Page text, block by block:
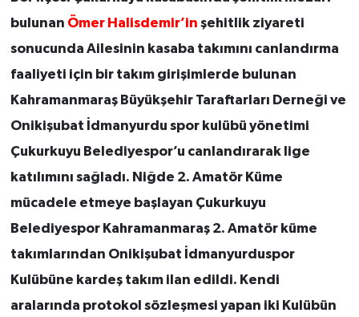
bulunan Ömer Halisdemir’in şehitlik ziyareti
sonucunda Ailesinin kasaba takımını canlandırma
faaliyeti için bir takım girişimlerde bulunan
Kahramanmaraş Büyükşehir Taraftarları Derneği ve
Onikişubat İdmanyurdu spor kulübü yönetimi
Çukurkuyu Belediyespor’u canlandırarak lige
katılımını sağladı. Niğde 2. Amatör Küme
mücadele etmeye başlayan Çukurkuyu
Belediyespor Kahramanmaraş 2. Amatör küme
takımlarından Onikişubat İdmanyurduspor
Kulübüne kardeş takım ilan edildi. Kendi
aralarında protokol sözleşmesi yapan iki Kulübün